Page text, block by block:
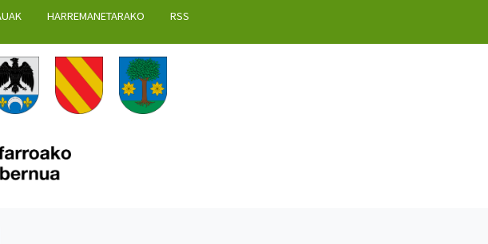
HARREMANETARAKO RSS